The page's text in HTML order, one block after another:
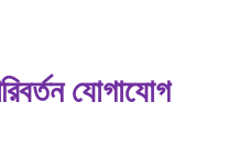
যোগাযোগ